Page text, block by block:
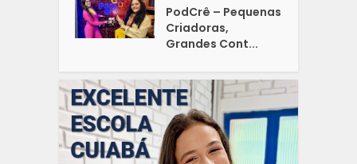
PodCrê – Pequenas
Criadoras,
Grandes Cont...